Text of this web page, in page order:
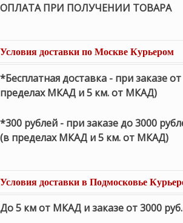
ОПЛАТА ПРИ ПОЛУЧЕНИИ ТОВАРА
Условия доставки по Москве Курьером
*Бесплатная доставка - при заказе
пределах МКАД и 5 км. от МКАД)
*300 рублей - при заказе до 3000
(в пределах МКАД и 5 км. от МКАД)
Условия доставки в Подмосковье
До 5 км от МКАД и заказе от 3000